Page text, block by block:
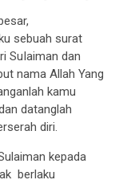
sebuah surat
SuIaiman dan
nama Allah Yang
kamu
datanglah
diri.
kepada
berlaku